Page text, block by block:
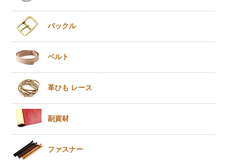
バックル
ベルト
革ひも レース
副資材
ファスナー